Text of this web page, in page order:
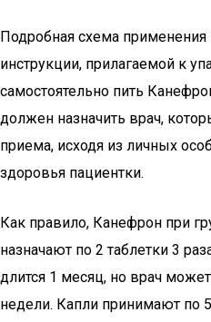
Подробная схема применения
инструкции, прилагаемой к
самостоятельно пить
должен назначить врач,
приема, исходя из личных
здоровья пациентки.
Как правило, Канефрон при
назначают по 2 таблетки 3
длится 1 месяц, но врач
недели. Капли принимают по